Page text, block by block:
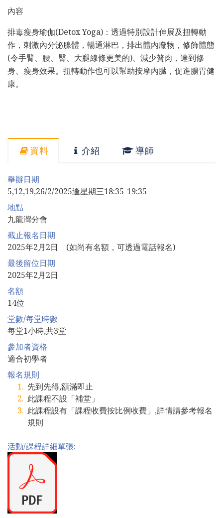
內容
排毒瘦身瑜伽(Detox Yoga)：透過特別設計伸展及扭轉動
作，刺激內分泌腺體，暢通淋巴，排出體內廢物，修飾體態
(令手臂、腰、臀、大腿線條更美的)、減少贅肉，達到修
身、瘦身效果。扭轉動作也可以幫助按摩內臓，促進腸胃健
康。
資料 介紹 導師
舉辦日期
5,12,19,26/2/2025逢星期三18:35-19:35
地點
九龍灣分會
截止報名日期
2025年2月2日 (如尚有名額，可透過電話報名)
最後留位日期
2025年2月2日
名額
14位
堂數/每堂時數
每堂1小時,共3堂
參加者資格
適合初學者
報名規則
先到先得,額滿即止
此課程不設「補堂」
此課程設有「課程收費按比例收費」,詳情請參考報名
規則
活動/課程詳細單張: